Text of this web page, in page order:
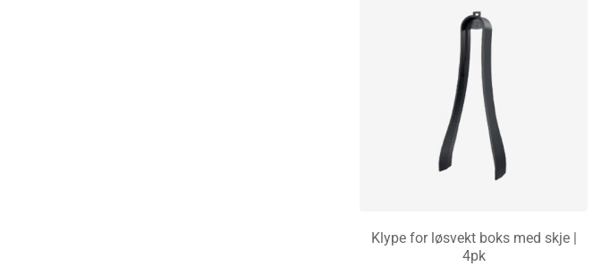
Klype for løsvekt boks med skje |
4pk